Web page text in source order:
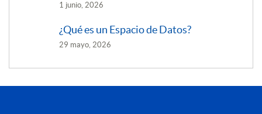
1 junio, 2026
¿Qué es un Espacio de Datos?
29 mayo, 2026